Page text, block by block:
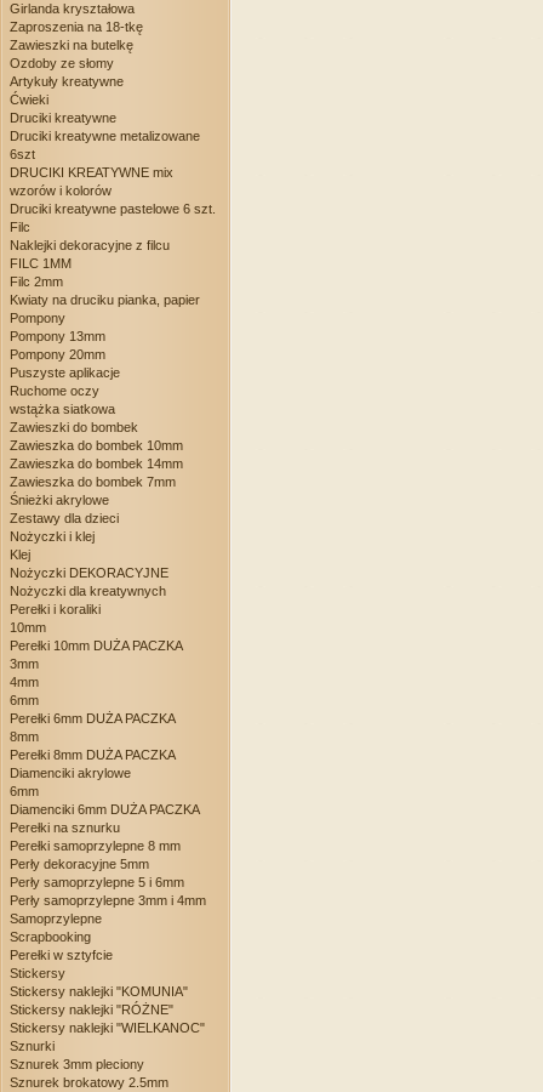
Girlanda kryształowa
Zaproszenia na 18-tkę
Zawieszki na butelkę
Ozdoby ze słomy
Artykuły kreatywne
Ćwieki
Druciki kreatywne
Druciki kreatywne metalizowane
6szt
DRUCIKI KREATYWNE mix
wzorów i kolorów
Druciki kreatywne pastelowe 6 szt.
Filc
Naklejki dekoracyjne z filcu
FILC 1MM
Filc 2mm
Kwiaty na druciku pianka, papier
Pompony
Pompony 13mm
Pompony 20mm
Puszyste aplikacje
Ruchome oczy
wstążka siatkowa
Zawieszki do bombek
Zawieszka do bombek 10mm
Zawieszka do bombek 14mm
Zawieszka do bombek 7mm
Śnieżki akrylowe
Zestawy dla dzieci
Nożyczki i klej
Klej
Nożyczki DEKORACYJNE
Nożyczki dla kreatywnych
Perełki i koraliki
10mm
Perełki 10mm DUŻA PACZKA
3mm
4mm
6mm
Perełki 6mm DUŻA PACZKA
8mm
Perełki 8mm DUŻA PACZKA
Diamenciki akrylowe
6mm
Diamenciki 6mm DUŻA PACZKA
Perełki na sznurku
Perełki samoprzylepne 8 mm
Perły dekoracyjne 5mm
Perły samoprzylepne 5 i 6mm
Perły samoprzylepne 3mm i 4mm
Samoprzylepne
Scrapbooking
Perełki w sztyfcie
Stickersy
Stickersy naklejki "KOMUNIA"
Stickersy naklejki "RÓŻNE"
Stickersy naklejki "WIELKANOC"
Sznurki
Sznurek 3mm pleciony
Sznurek brokatowy 2.5mm